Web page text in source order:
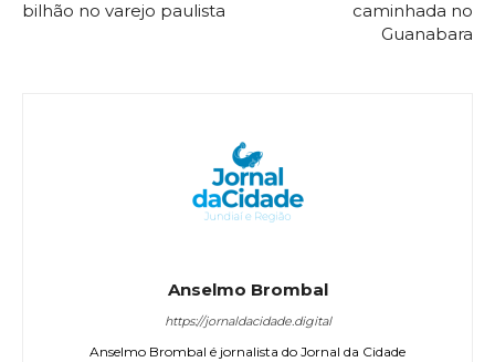
bilhão no varejo paulista
caminhada no
Guanabara
Anselmo Brombal
https://jornaldacidade.digital
Anselmo Brombal é jornalista do Jornal da Cidade